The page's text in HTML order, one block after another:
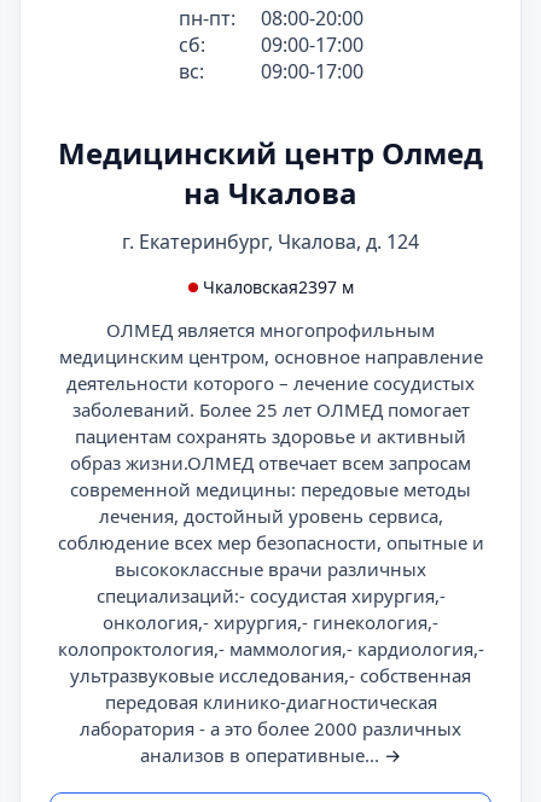
пн-пт:
08:00-20:00
сб:
09:00-17:00
вс:
09:00-17:00
Медицинский центр Олмед
на Чкалова
г. Екатеринбург, Чкалова, д. 124
Чкаловская2397 м
ОЛМЕД является многопрофильным
медицинским центром, основное направление
деятельности которого – лечение сосудистых
заболеваний. Более 25 лет ОЛМЕД помогает
пациентам сохранять здоровье и активный
образ жизни.ОЛМЕД отвечает всем запросам
современной медицины: передовые методы
лечения, достойный уровень сервиса,
соблюдение всех мер безопасности, опытные и
высококлассные врачи различных
специализаций:- сосудистая хирургия,-
онкология,- хирургия,- гинекология,-
колопроктология,- маммология,- кардиология,-
ультразвуковые исследования,- собственная
передовая клинико-диагностическая
лаборатория - а это более 2000 различных
анализов в оперативные... →